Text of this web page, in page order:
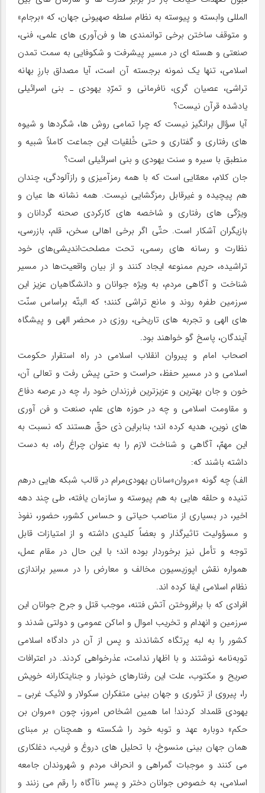
المللی وابسته و پیوسته به نظام سلطه صهیونی جهان، که «برجام»
و متوقف ساختن برخی توانمندی ها و فن‌آوری های علمی، فنی،
صنعتی و هسته ای در مسیر پیشرفت و شکوفایی به سمت تمدن
اسلامی، تنها یک نمونه برجسته آن است، آیا مصداق بارزِ بهانه
تراشی، عصیان گری، نافرمانی و تمرّدِ یهودی ـ بنی اسرائیلی
یادشده قرآن نیست؟
آیا سؤال برانگیز نیست که چرا تمامی روش ها، شگردها و شیوه
های رفتاری و گفتاری و حتی خُلقیات این جماعت کاملاً شبیه و
منطبق با سیره و سنت یهودی و بنی اسرائیلی است؟
جان کلام، معمّایی است که با همه رمزآمیزی و رازآلودگی، چندان
هم پیچیده و غیرقابل رمزگشایی نیست. همه نشانه ها عیان و
ویژگی های رفتاری و شاخصه های کارکردی صحنه گردانان و
بازیگران آشکار است. حتّی اگر برخی اهالی سخن، قلم، بازرسی،
نظارت و رسانه های رسمی، تحت مصلحت‌اندیشی‌های خود
تراشیده، حریم ممنوعه ایجاد کنند و از بیان واقعیت‌ها در مسیر
شناخت و آگاهی مردم، به ویژه جوانان و دانشگاهیان عزیز این
سرزمین طفره روند و مانع تراشی کنند؛ که البتّه براساس سنّت
های الهی و تجربه های تاریخی، روزی در محضر الهی و پیشگاه
آیندگان، پاسخ گو خواهند بود.
اصحاب امام و پیروان انقلاب اسلامی در راه استقرار حکومت
اسلامی و در مسیر حفظ، حراست و حتی پیش رفت و تعالی آن،
خون و جان بهترین و عزیزترین فرزندان خود را، چه در عرصه دفاع
و مقاومت اسلامی و چه در حوزه های علم، صنعت و فن آوری
های نوین، هدیه کرده اند؛ بنابراین ذی حقّ هستند که نسبت به
این مهمّ، آگاهی و شناخت لازم را به عنوان چراغ راه، به دست
داشته باشند که:
الف) چه گونه «مروان»سانان یهودی‌مرام در قالب شبکه هایی درهم
تنیده و حلقه هایی به هم پیوسته و سازمان یافته، طی چند دهه
اخیر، در بسیاری از مناصب حیاتی و حساس کشور، حضور، نفوذ
و مسؤولیت تاثیرگذار و بعضاً کلیدی داشته و از امتیازات قابل
توجه و تأمل نیز برخوردار بوده اند؛ با این حال در مقام عمل،
همواره نقش اپوزیسیون مخالف و معارض را در مسیر براندازی
نظام اسلامی ایفا کرده اند.
افرادی که با برافروختن آتش فتنه، موجب قتل و جرح جوانان این
سرزمین و انهدام و تخریب اموال و اماکن عمومی و دولتی شدند و
کشور را به لبه پرتگاه کشاندند و پس از آن در دادگاه اسلامی
توبه‌نامه نوشتند و با اظهار ندامت، عذرخواهی کردند. در اعترافات
صریح و مکتوب، علت این رفتارهای خونبار و جنایتکارانه خویش
را، پیروی از تئوری و جهان بینی متفکران سکولار و لائیک غربی ـ
یهودی قلمداد کردند! اما همین اشخاص امروز، چون «مروان بن
حکم» دوباره عهد و توبه خود را شکسته و همچنان بر مبنای
همان جهان بینی منسوخ، با تحلیل های دروغ و فریب، دغلکاری
می کنند و موجبات گمراهی و انحراف مردم و شهروندان جامعه
اسلامی، به خصوص جوانان دختر و پسر ناآگاه را رقم می زنند و